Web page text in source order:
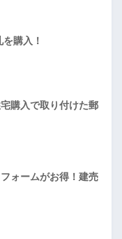
購入！
購入で取り付けた郵
ォームがお得！建売